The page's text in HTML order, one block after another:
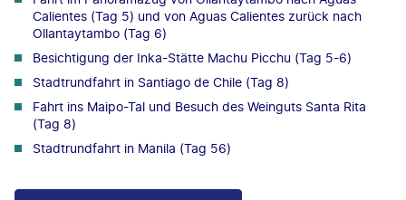
Calientes (Tag 5) und von Aguas Calientes zurück nach
Ollantaytambo (Tag 6)
Besichtigung der Inka-Stätte Machu Picchu (Tag 5-6)
Stadtrundfahrt in Santiago de Chile (Tag 8)
Fahrt ins Maipo-Tal und Besuch des Weinguts Santa Rita
(Tag 8)
Stadtrundfahrt in Manila (Tag 56)